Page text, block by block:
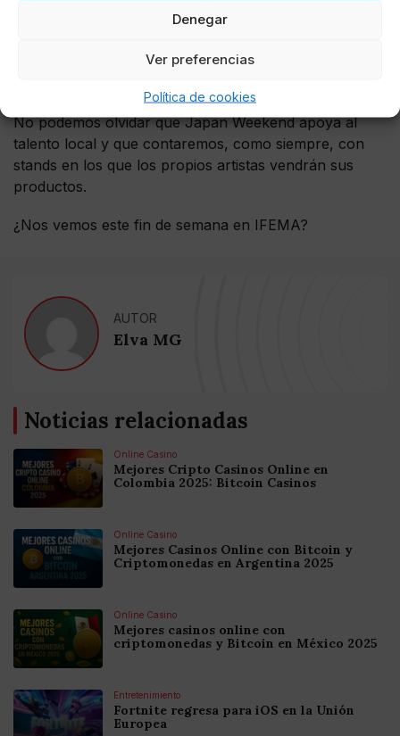
Denegar
Ver preferencias
Política de cookies
un espacio completamente nuevo llamando
principales editoriales españolas mostrando sus
No podemos olvidar que Japan Weekend apoya al
talento local y que contaremos, como siempre, con
stands en los que los propios artistas vendrán sus
productos.
¿Nos vemos este fin de semana en IFEMA?
AUTOR
Elva MG
Noticias relacionadas
Online Casino
Mejores Cripto Casinos Online en
Colombia 2025: Bitcoin Casinos
Online Casino
Mejores Casinos Online con Bitcoin y
Criptomonedas en Argentina 2025
Online Casino
Mejores casinos online con
criptomonedas y Bitcoin en México 2025
Entretenimiento
Fortnite regresa para iOS en la Unión
Europea